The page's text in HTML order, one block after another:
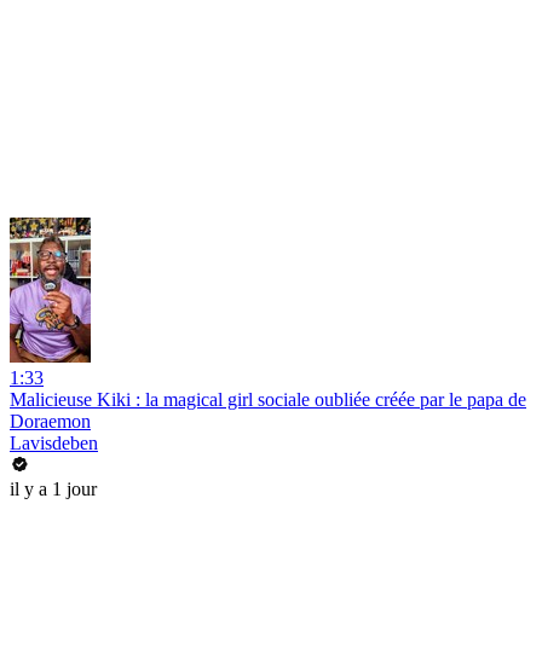
1:33
Malicieuse Kiki : la magical girl sociale oubliée créée par le papa de
Doraemon
Lavisdeben
il y a 1 jour